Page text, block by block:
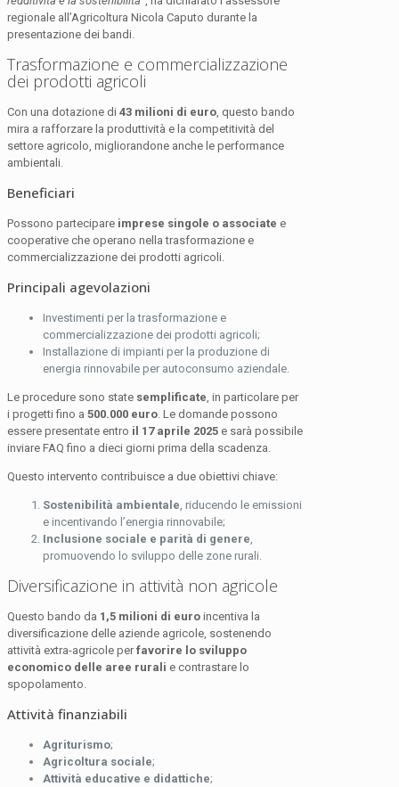
regionale all’Agricoltura Nicola Caputo durante la
presentazione dei bandi.
Trasformazione e commercializzazione
dei prodotti agricoli
Con una dotazione di 43 milioni di euro, questo bando
mira a rafforzare la produttività e la competitività del
settore agricolo, migliorandone anche le performance
ambientali.
Beneficiari
Possono partecipare imprese singole o associate e
cooperative che operano nella trasformazione e
commercializzazione dei prodotti agricoli.
Principali agevolazioni
Investimenti per la trasformazione e
commercializzazione dei prodotti agricoli;
Installazione di impianti per la produzione di
energia rinnovabile per autoconsumo aziendale.
Le procedure sono state semplificate, in particolare per
i progetti fino a 500.000 euro. Le domande possono
essere presentate entro il 17 aprile 2025 e sarà possibile
inviare FAQ fino a dieci giorni prima della scadenza.
Questo intervento contribuisce a due obiettivi chiave:
Sostenibilità ambientale, riducendo le emissioni
e incentivando l’energia rinnovabile;
Inclusione sociale e parità di genere,
promuovendo lo sviluppo delle zone rurali.
Diversificazione in attività non agricole
Questo bando da 1,5 milioni di euro incentiva la
diversificazione delle aziende agricole, sostenendo
attività extra-agricole perfavorire lo sviluppo
economico delle aree rurali e contrastare lo
spopolamento.
Attività finanziabili
Agriturismo;
Agricoltura sociale;
Attività educative e didattiche;